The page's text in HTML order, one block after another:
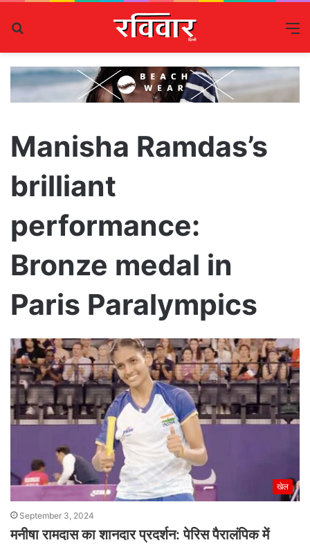
Manisha Ramdas’s
brilliant
performance:
Bronze medal in
Paris Paralympics
खेल
September 3, 2024
मनीषा रामदास का शानदार प्रदर्शन: पेरिस पैरालंपिक में